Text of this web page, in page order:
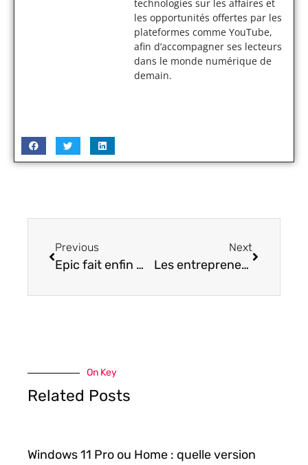
technologies sur les affaires et
les opportunités offertes par les
plateformes comme YouTube,
afin d’accompagner ses lecteurs
dans le monde numérique de
demain.
Previous
Epic fait enfin marche arrière sur la combinaison B.R.U.T.E. de Fortnite
Next
Les entrepreneurs et décideurs Français
On Key
Related Posts
Windows 11 Pro ou Home : quelle version